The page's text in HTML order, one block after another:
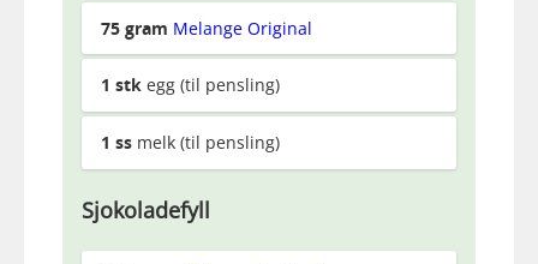
75 gram Melange Original
1 stk egg (til pensling)
1 ss melk (til pensling)
Sjokoladefyll